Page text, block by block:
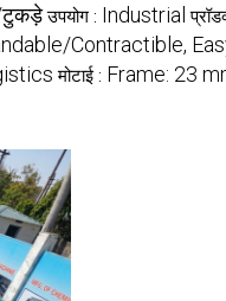
टुकड़े उपयोग : Industrial
Contractible,
मोटाई : Frame: 23